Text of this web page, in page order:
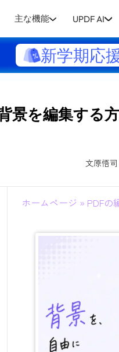
主な機能 UPDF AI
新学期応
景を編集する
文原悟司
ホームページ » PDFの